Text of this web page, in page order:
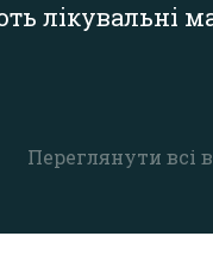
Переглянути всі
лікувальні